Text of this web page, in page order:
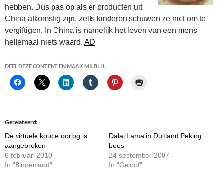
hebben. Dus pas op als er producten uit
China afkomstig zijn, zelfs kinderen schuwen ze niet om te
vergiftigen. In China is namelijk het leven van een mens
hellemaal niets waard. AD
DEEL DEZE CONTENT EN MAAK MIJ BLIJ.
Gerelateerd
De virtuele koude oorlog is
aangebroken
6 februari 2010
In "Binnenland"
Dalai Lama in Duitland Peking
boos
24 september 2007
In "Geloof"